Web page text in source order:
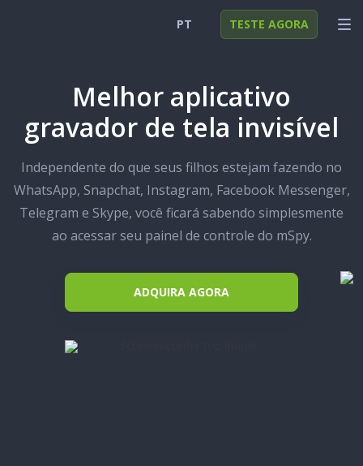
SOLUÇÕES
FAQ
PT
Deutsch
Español
Türkçe
العربية
TESTE AGORA
Melhor aplicativo
gravador de tela invisível
Independente do que seus filhos estejam fazendo no
WhatsApp, Snapchat, Instagram, Facebook Messenger,
Telegram e Skype, você ficará sabendo simplesmente
ao acessar seu painel de controle do mSpy.
ADQUIRA AGORA